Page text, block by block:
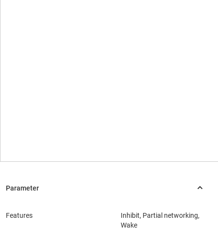
Features
Inhibit, Partial networking,
Wake